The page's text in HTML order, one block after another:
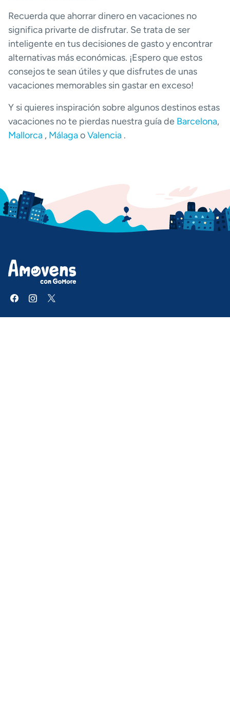
Recuerda que ahorrar dinero en vacaciones no
significa privarte de disfrutar. Se trata de ser
inteligente en tus decisiones de gasto y encontrar
alternativas más económicas. ¡Espero que estos
consejos te sean útiles y que disfrutes de unas
vacaciones memorables sin gastar en exceso!
Y si quieres inspiración sobre algunos destinos estas
vacaciones no te pierdas nuestra guía de Barcelona,
Mallorca , MálagaoValencia .